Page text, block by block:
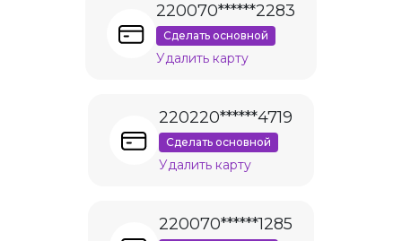
220070******2283
Сделать основной
Удалить карту
220220******4719
Сделать основной
Удалить карту
220070******1285